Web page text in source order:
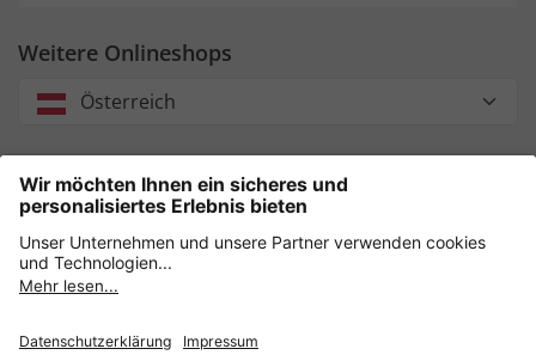
Weitere Onlineshops
Österreich
Unsere Zahlungsarten
Sicher einkaufen mit